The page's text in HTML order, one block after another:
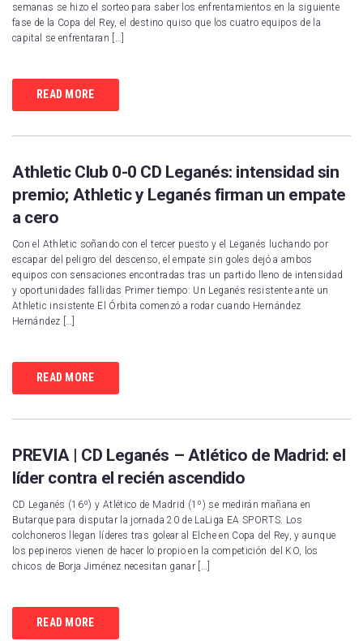
semanas se hizo el sorteo para saber los enfrentamientos en la siguiente
fase de la Copa del Rey, el destino quiso que los cuatro equipos de la
capital se enfrentaran […]
READ MORE
Athletic Club 0-0 CD Leganés: intensidad sin
premio; Athletic y Leganés firman un empate
a cero
Con el Athletic soñando con el tercer puesto y el Leganés luchando por
escapar del peligro del descenso, el empate sin goles dejó a ambos
equipos con sensaciones encontradas tras un partido lleno de intensidad
y oportunidades fallidas Primer tiempo: Un Leganés resistente ante un
Athletic insistente El Órbita comenzó a rodar cuando Hernández
Hernández […]
READ MORE
PREVIA | CD Leganés – Atlético de Madrid: el
líder contra el recién ascendido
CD Leganés (16º) y Atlético de Madrid (1º) se medirán mañana en
Butarque para disputar la jornada 20 de LaLiga EA SPORTS. Los
colchoneros llegan líderes tras golear al Elche en Copa del Rey, y aunque
los pepineros vienen de hacer lo propio en la competición del KO, los
chicos de Borja Jiménez necesitan ganar […]
READ MORE